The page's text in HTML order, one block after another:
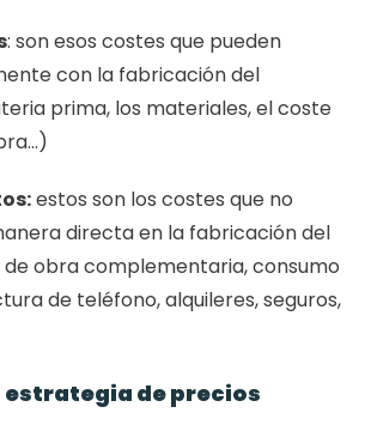
: son esos costes que pueden
con la fabricación del
prima, los materiales, el coste
estos son los costes que no
directa en la fabricación del
obra complementaria, consumo
de teléfono, alquileres, seguros,
estrategia de precios